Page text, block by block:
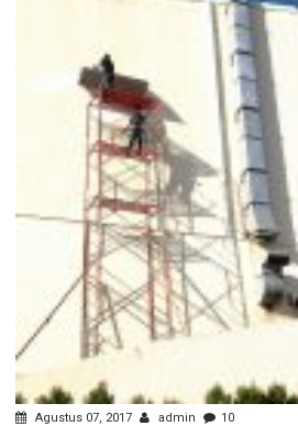
Agustus 07, 2017 admin 10